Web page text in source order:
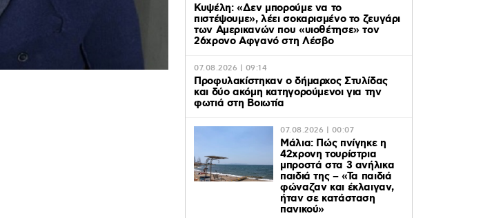
Κυψέλη: «Δεν μπορούμε να το
πιστέψουμε», λέει σοκαρισμένο το ζευγάρι
των Αμερικανών που «υιοθέτησε» τον
26χρονο Αφγανό στη Λέσβο
07.08.2026 | 09:14
Προφυλακίστηκαν ο δήμαρχος Στυλίδας
και δύο ακόμη κατηγορούμενοι για την
φωτιά στη Βοιωτία
07.08.2026 | 00:07
Μάλια: Πώς πνίγηκε η
42χρονη τουρίστρια
μπροστά στα 3 ανήλικα
παιδιά της – «Τα παιδιά
φώναζαν και έκλαιγαν,
ήταν σε κατάσταση
πανικού»